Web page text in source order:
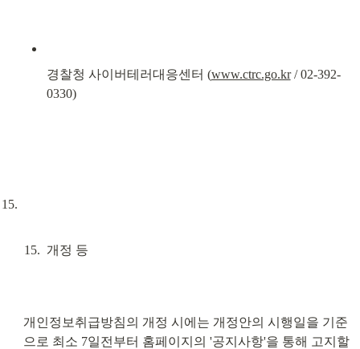
경찰청 사이버테러대응센터 (www.ctrc.go.kr / 02-392-
0330)
개정 등
개인정보취급방침의 개정 시에는 개정안의 시행일을 기준
으로 최소 7일전부터 홈페이지의 '공지사항'을 통해 고지할